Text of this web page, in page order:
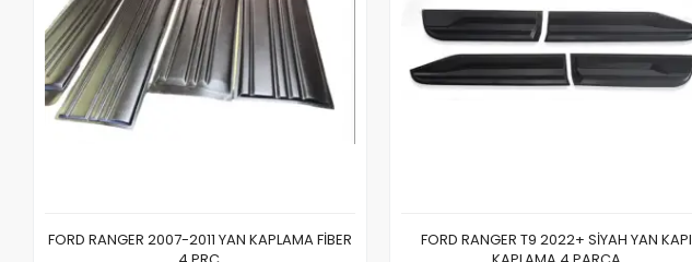
FORD RANGER 2007-2011 YAN KAPLAMA FİBER
FORD RANGER T9 2022+ SİYAH YAN KAPI